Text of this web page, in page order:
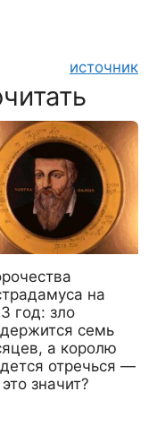
источник
на
год: зло
семь
а королю
отречься —
значит?